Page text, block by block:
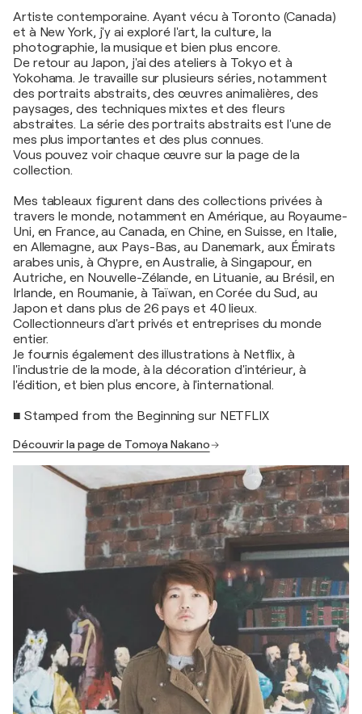
Artiste contemporaine. Ayant vécu à Toronto (Canada)
et à New York, j'y ai exploré l'art, la culture, la
photographie, la musique et bien plus encore.
De retour au Japon, j'ai des ateliers à Tokyo et à
Yokohama. Je travaille sur plusieurs séries, notamment
des portraits abstraits, des œuvres animalières, des
paysages, des techniques mixtes et des fleurs
abstraites. La série des portraits abstraits est l'une de
mes plus importantes et des plus connues.
Vous pouvez voir chaque œuvre sur la page de la
collection.
Mes tableaux figurent dans des collections privées à
travers le monde, notamment en Amérique, au Royaume-
Uni, en France, au Canada, en Chine, en Suisse, en Italie,
en Allemagne, aux Pays-Bas, au Danemark, aux Émirats
arabes unis, à Chypre, en Australie, à Singapour, en
Autriche, en Nouvelle-Zélande, en Lituanie, au Brésil, en
Irlande, en Roumanie, à Taïwan, en Corée du Sud, au
Japon et dans plus de 26 pays et 40 lieux.
Collectionneurs d'art privés et entreprises du monde
entier.
Je fournis également des illustrations à Netflix, à
l'industrie de la mode, à la décoration d'intérieur, à
l'édition, et bien plus encore, à l'international.
■ Stamped from the Beginning sur NETFLIX
Découvrir la page de Tomoya Nakano